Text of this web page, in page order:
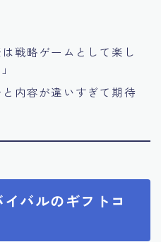
は戦略ゲームとして楽し
と内容が違いすぎて期待
バルのギフトコ